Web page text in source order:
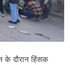
के दौरान हिंसक